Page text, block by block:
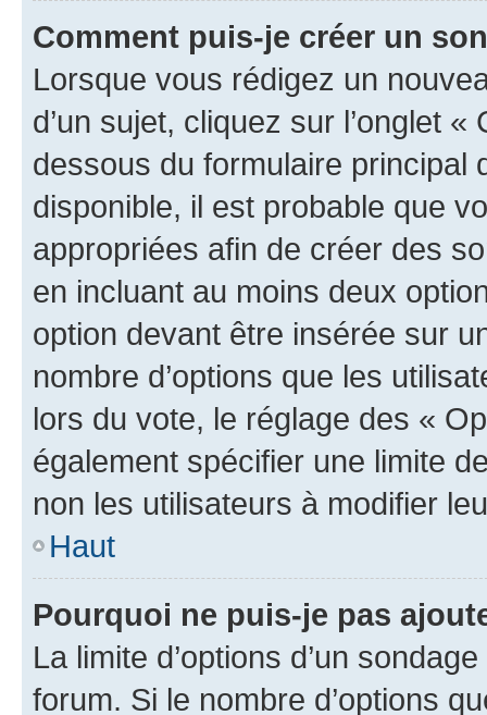
Comment puis-je créer un
Lorsque vous rédigez un
d’un sujet, cliquez sur l’onglet
dessous du formulaire principal
disponible, il est probable que
appropriées afin de créer des
en incluant au moins deux
option devant être insérée sur
nombre d’options que les
lors du vote, le réglage des «
également spécifier une limite
non les utilisateurs à modifier
Haut
Pourquoi ne puis-je pas
La limite d’options d’un
forum. Si le nombre d’options